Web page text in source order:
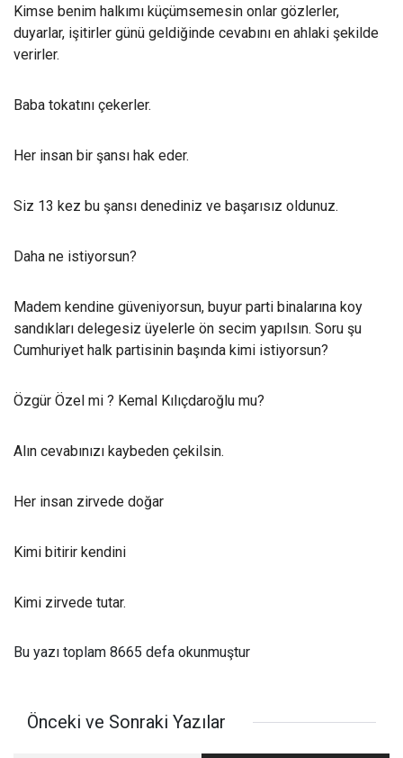
Kimse benim halkımı küçümsemesin onlar gözlerler,
duyarlar, işitirler günü geldiğinde cevabını en ahlaki şekilde
verirler.
Baba tokatını çekerler.
Her insan bir şansı hak eder.
Siz 13 kez bu şansı denediniz ve başarısız oldunuz.
Daha ne istiyorsun?
Madem kendine güveniyorsun, buyur parti binalarına koy
sandıkları delegesiz üyelerle ön secim yapılsın. Soru şu
Cumhuriyet halk partisinin başında kimi istiyorsun?
Özgür Özel mi ? Kemal Kılıçdaroğlu mu?
Alın cevabınızı kaybeden çekilsin.
Her insan zirvede doğar
Kimi bitirir kendini
Kimi zirvede tutar.
Bu yazı toplam 8665 defa okunmuştur
Önceki ve Sonraki Yazılar